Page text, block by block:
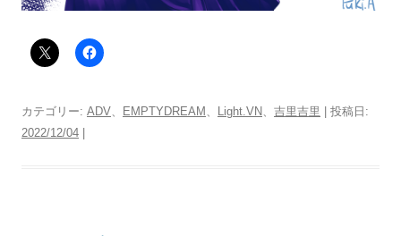
カテゴリー: ADV、 EMPTYDREAM 、 Light.VN、 吉里吉里
| 投稿日:
2022/12/04